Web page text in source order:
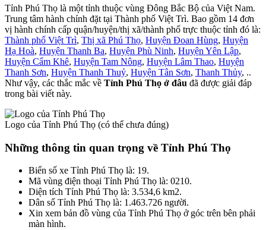
Tỉnh Phú Thọ là một tỉnh thuộc vùng Đông Bắc Bộ của Việt Nam.
Trung tâm hành chính đặt tại Thành phố Việt Trì. Bao gồm 14 đơn
vị hành chính cấp quận/huyện/thị xã/thành phố trực thuộc tỉnh đó là:
Thành phố Việt Trì, Thị xã Phú Thọ, Huyện Đoan Hùng, Huyện
Hạ Hoà, Huyện Thanh Ba, Huyện Phù Ninh, Huyện Yên Lập,
Huyện Cẩm Khê, Huyện Tam Nông, Huyện Lâm Thao, Huyện
Thanh Sơn, Huyện Thanh Thuỷ, Huyện Tân Sơn, Thanh Thủy, ..
Như vậy, các thắc mắc về Tỉnh Phú Thọ ở đâu đã được giải đáp
trong bài viết này.
Logo của Tỉnh Phú Thọ (có thể chưa đúng)
Những thông tin quan trọng về Tỉnh Phú Thọ
Biển số xe Tỉnh Phú Thọ là: 19.
Mã vùng điện thoại Tỉnh Phú Thọ là: 0210.
Diện tích Tỉnh Phú Thọ là: 3.534,6 km2.
Dân số Tỉnh Phú Thọ là: 1.463.726 người.
Xin xem bản đồ vùng của Tỉnh Phú Thọ ở góc trên bên phải
màn hình.